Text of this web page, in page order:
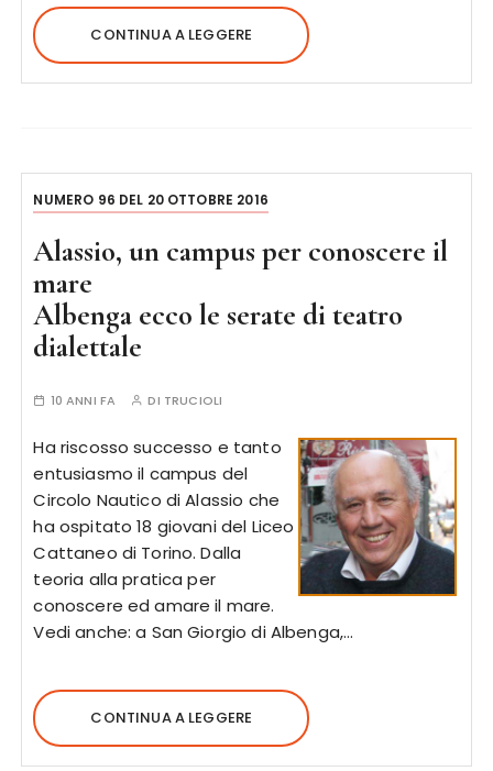
CONTINUA A LEGGERE
NUMERO 96 DEL 20 OTTOBRE 2016
Alassio, un campus per conoscere il
mare
Albenga ecco le serate di teatro
dialettale
10 ANNI FA DI TRUCIOLI
Ha riscosso successo e tanto
entusiasmo il campus del
Circolo Nautico di Alassio che
ha ospitato 18 giovani del Liceo
Cattaneo di Torino. Dalla
teoria alla pratica per
conoscere ed amare il mare.
Vedi anche: a San Giorgio di Albenga,…
CONTINUA A LEGGERE